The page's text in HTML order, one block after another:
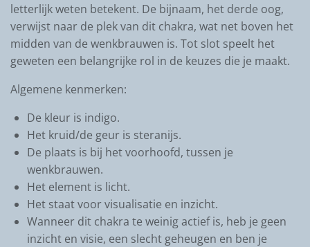
letterlijk weten betekent. De bijnaam, het derde oog,
verwijst naar de plek van dit chakra, wat net boven het
midden van de wenkbrauwen is. Tot slot speelt het
geweten een belangrijke rol in de keuzes die je maakt.
Algemene kenmerken:
De kleur is indigo.
Het kruid/de geur is steranijs.
De plaats is bij het voorhoofd, tussen je
wenkbrauwen.
Het element is licht.
Het staat voor visualisatie en inzicht.
Wanneer dit chakra te weinig actief is, heb je geen
inzicht en visie, een slecht geheugen en ben je